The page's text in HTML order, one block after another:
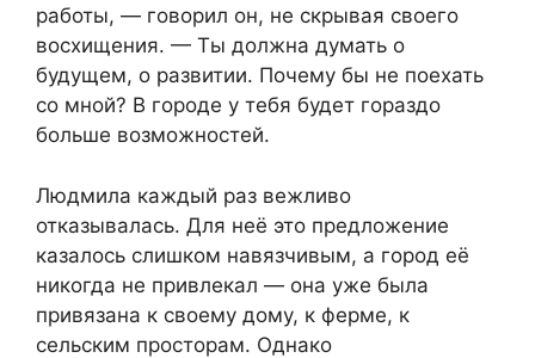
работы, — говорил он, не скрывая своего
восхищения. — Ты должна думать о
будущем, о развитии. Почему бы не поехать
со мной? В городе у тебя будет гораздо
больше возможностей.
Людмила каждый раз вежливо
отказывалась. Для неё это предложение
казалось слишком навязчивым, а город её
никогда не привлекал — она уже была
привязана к своему дому, к ферме, к
сельским просторам. Однако